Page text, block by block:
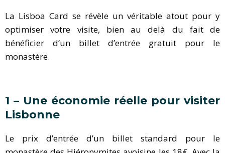
La Lisboa Card se révèle un véritable atout pour y
optimiser votre visite, bien au delà du fait de
bénéficier d’un billet d’entrée gratuit pour le
monastère.
1 – Une économie réelle pour visiter
Lisbonne
Le prix d’entrée d’un billet standard pour le